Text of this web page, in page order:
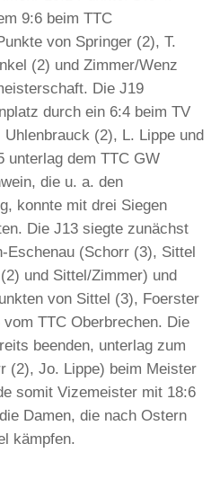
9:6 beim TTC
von Springer (2), T.
(2) und Zimmer/Wenz
Die J19
durch ein 6:4 beim TV
(2), L. Lippe und
unterlag dem TTC GW
die u. a. den
konnte mit drei Siegen
Die J13 siegte zunächst
Eschenau (Schorr (3), Sittel
und Sittel/Zimmer) und
von Sittel (3), Foerster
TTC Oberbrechen. Die
beenden, unterlag zum
(2), Jo. Lippe) beim Meister
somit Vizemeister mit 18:6
Damen, die nach Ostern
kämpfen.